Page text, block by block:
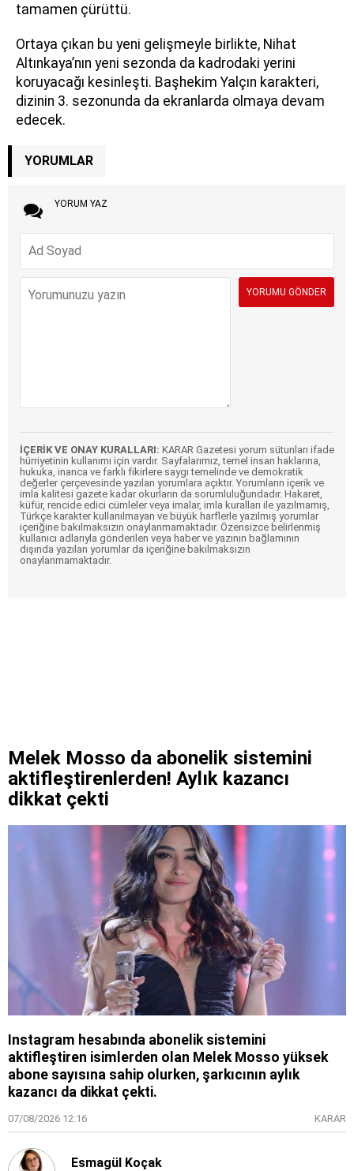
tamamen çürüttü.
Ortaya çıkan bu yeni gelişmeyle birlikte, Nihat
Altınkaya’nın yeni sezonda da kadrodaki yerini
koruyacağı kesinleşti. Başhekim Yalçın karakteri,
dizinin 3. sezonunda da ekranlarda olmaya devam
edecek.
YORUMLAR
YORUM YAZ
İÇERİK VE ONAY KURALLARI: KARAR Gazetesi yorum sütunları ifade
hürriyetinin kullanımı için vardır. Sayfalarımız, temel insan haklarına,
hukuka, inanca ve farklı fikirlere saygı temelinde ve demokratik
değerler çerçevesinde yazılan yorumlara açıktır. Yorumların içerik ve
imla kalitesi gazete kadar okurların da sorumluluğundadır. Hakaret,
küfür, rencide edici cümleler veya imalar, imla kuralları ile yazılmamış,
Türkçe karakter kullanılmayan ve büyük harflerle yazılmış yorumlar
içeriğine bakılmaksızın onaylanmamaktadır. Özensizce belirlenmiş
kullanıcı adlarıyla gönderilen veya haber ve yazının bağlamının
dışında yazılan yorumlar da içeriğine bakılmaksızın
onaylanmamaktadır.
Melek Mosso da abonelik sistemini
aktifleştirenlerden! Aylık kazancı
dikkat çekti
Instagram hesabında abonelik sistemini
aktifleştiren isimlerden olan Melek Mosso yüksek
abone sayısına sahip olurken, şarkıcının aylık
kazancı da dikkat çekti.
07/08/2026 12:16 KARAR
Esmagül Koçak